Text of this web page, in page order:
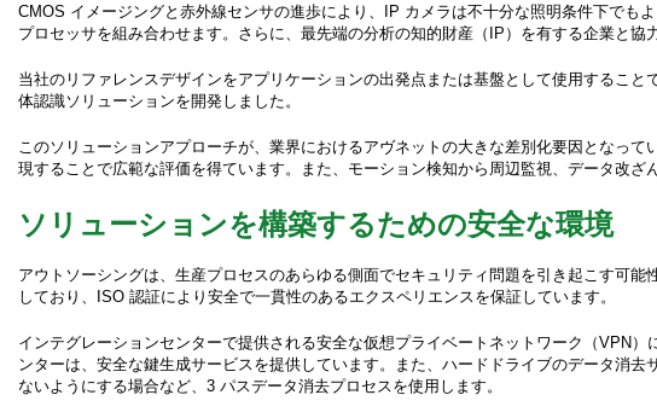
CMOS イメージングと赤外線センサの進歩により、IP カメラは不十分な照明条件下でも
プロセッサを組み合わせます。さらに、最先端の分析の知的財産（IP）を有する企業と協
当社のリファレンスデザインをアプリケーションの出発点または基盤として使用するこ
体認識ソリューションを開発しました。
このソリューションアプローチが、業界におけるアヴネットの大きな差別化要因となっ
現することで広範な評価を得ています。また、モーション検知から周辺監視、データ改
ソリューションを構築するための安全な環境
アウトソーシングは、生産プロセスのあらゆる側面でセキュリティ問題を引き起こす可
しており、ISO 認証により安全で一貫性のあるエクスペリエンスを保証しています。
インテグレーションセンターで提供される安全な仮想プライベートネットワーク（VPN
ンターは、安全な鍵生成サービスを提供しています。また、ハードドライブのデータ消
ないようにする場合など、3 パスデータ消去プロセスを使用します。